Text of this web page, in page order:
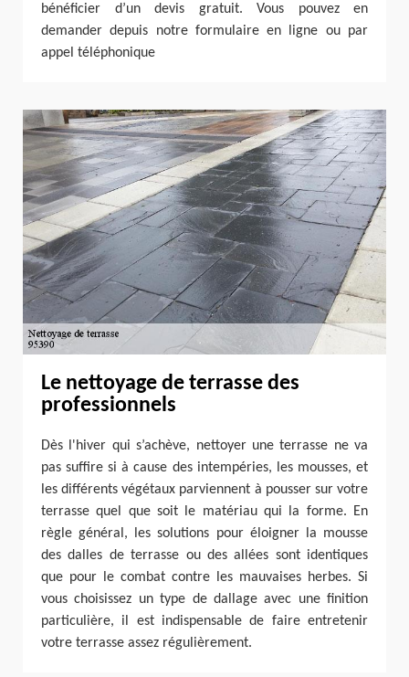
bénéficier d’un devis gratuit. Vous pouvez en
demander depuis notre formulaire en ligne ou par
appel téléphonique
Le nettoyage de terrasse des
professionnels
Dès l'hiver qui s’achève, nettoyer une terrasse ne va
pas suffire si à cause des intempéries, les mousses, et
les différents végétaux parviennent à pousser sur votre
terrasse quel que soit le matériau qui la forme. En
règle général, les solutions pour éloigner la mousse
des dalles de terrasse ou des allées sont identiques
que pour le combat contre les mauvaises herbes. Si
vous choisissez un type de dallage avec une finition
particulière, il est indispensable de faire entretenir
votre terrasse assez régulièrement.